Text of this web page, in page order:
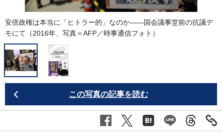
安倍政権は本当に「ヒトラー的」なのか――国会議事堂前の抗議デ
モにて（2016年、写真＝AFP／時事通信フォト）
この写真の記事を読む